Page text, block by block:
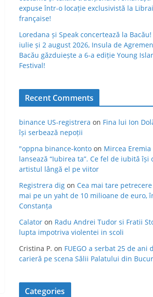
expuse într-o locație exclusivistă la
française!
Loredana și Speak concertează la
iulie și 2 august 2026, Insula de
Bacău găzduiește a 6-a ediție Young
Festival!
Recent Comments
binance US-registrera on Fina lui Ion
își serbează nepoții
"oppna binance-konto on Mircea Eremia
lansează “Iubirea ta”. Ce fel de iubită își
artistul lângă el pe viitor
Registrera dig on Cea mai tare petrecere
mai pe un yaht de 10 milioane de euro,
Constanța
Calator on Radu Andrei Tudor si Fratii
lupta impotriva violentei in scoli
Cristina P. on FUEGO a serbat 25 de ani
carieră pe scena Sălii Palatului din
Categories